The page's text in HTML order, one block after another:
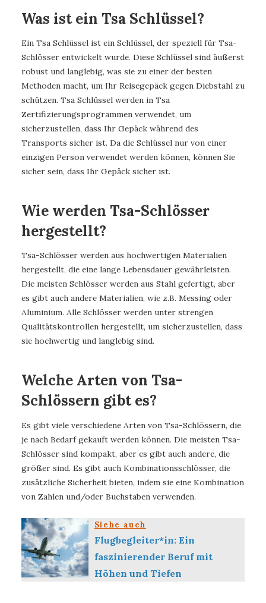
Was ist ein Tsa Schlüssel?
Ein Tsa Schlüssel ist ein Schlüssel, der speziell für Tsa-
Schlösser entwickelt wurde. Diese Schlüssel sind äußerst
robust und langlebig, was sie zu einer der besten
Methoden macht, um Ihr Reisegepäck gegen Diebstahl zu
schützen. Tsa Schlüssel werden in Tsa
Zertifizierungsprogrammen verwendet, um
sicherzustellen, dass Ihr Gepäck während des
Transports sicher ist. Da die Schlüssel nur von einer
einzigen Person verwendet werden können, können Sie
sicher sein, dass Ihr Gepäck sicher ist.
Wie werden Tsa-Schlösser
hergestellt?
Tsa-Schlösser werden aus hochwertigen Materialien
hergestellt, die eine lange Lebensdauer gewährleisten.
Die meisten Schlösser werden aus Stahl gefertigt, aber
es gibt auch andere Materialien, wie z.B. Messing oder
Aluminium. Alle Schlösser werden unter strengen
Qualitätskontrollen hergestellt, um sicherzustellen, dass
sie hochwertig und langlebig sind.
Welche Arten von Tsa-
Schlössern gibt es?
Es gibt viele verschiedene Arten von Tsa-Schlössern, die
je nach Bedarf gekauft werden können. Die meisten Tsa-
Schlösser sind kompakt, aber es gibt auch andere, die
größer sind. Es gibt auch Kombinationsschlösser, die
zusätzliche Sicherheit bieten, indem sie eine Kombination
von Zahlen und/oder Buchstaben verwenden.
Siehe auch
Flugbegleiter*in: Ein
faszinierender Beruf mit
Höhen und Tiefen